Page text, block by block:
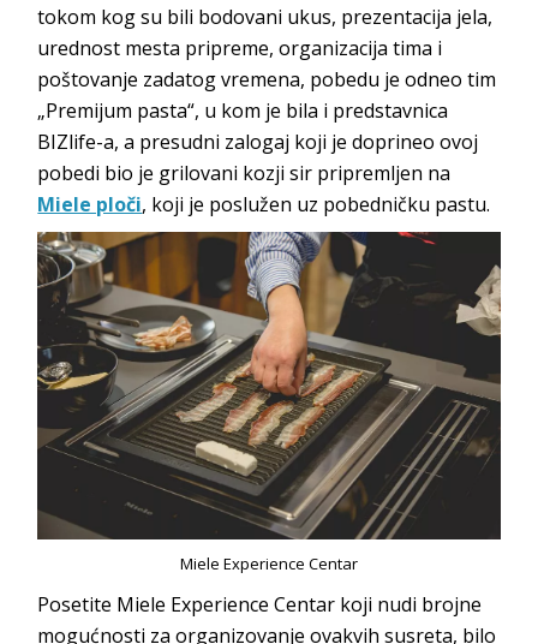
tokom kog su bili bodovani ukus, prezentacija jela,
urednost mesta pripreme, organizacija tima i
poštovanje zadatog vremena, pobedu je odneo tim
„Premijum pasta“, u kom je bila i predstavnica
BIZlife-a, a presudni zalogaj koji je doprineo ovoj
pobedi bio je grilovani kozji sir pripremljen na
Miele ploči, koji je poslužen uz pobedničku pastu.
Miele Experience Centar
Posetite Miele Experience Centar koji nudi brojne
mogućnosti za organizovanje ovakvih susreta, bilo